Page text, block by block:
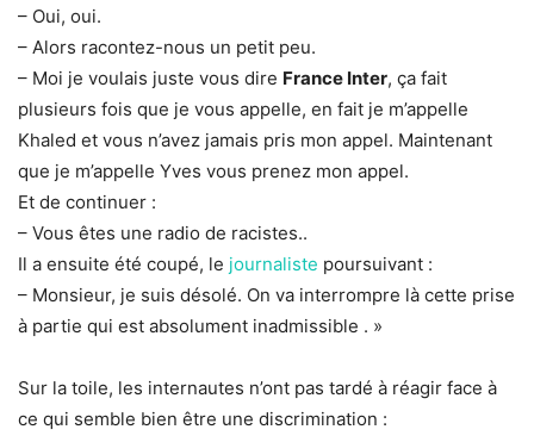
– Oui, oui.
– Alors racontez-nous un petit peu.
– Moi je voulais juste vous dire France Inter, ça fait
plusieurs fois que je vous appelle, en fait je m’appelle
Khaled et vous n’avez jamais pris mon appel. Maintenant
que je m’appelle Yves vous prenez mon appel.
Et de continuer :
– Vous êtes une radio de racistes..
Il a ensuite été coupé, le journaliste poursuivant :
– Monsieur, je suis désolé. On va interrompre là cette prise
à partie qui est absolument inadmissible . »
Sur la toile, les internautes n’ont pas tardé à réagir face à
ce qui semble bien être une discrimination :